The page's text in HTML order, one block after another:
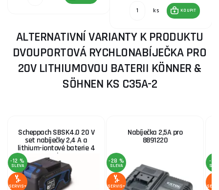
ks KOUPIT
ALTERNATIVNÍ VARIANTY K PRODUKTU
DVOUPORTOVÁ RYCHLONABÍJEČKA PRO
20V LITHIUMOVOU BATERII KÖNNER &
SÖHNEN KS C35A-2
Scheppach SBSK4.0 20 V
set nabíječky 2,4 A a
lithium-iontové baterie 4
Ah
-12 %
SLEVA
SERVIS+
Nabíječka 2,5A pro
8891220
-28 %
SLEVA
SERVIS+
-3